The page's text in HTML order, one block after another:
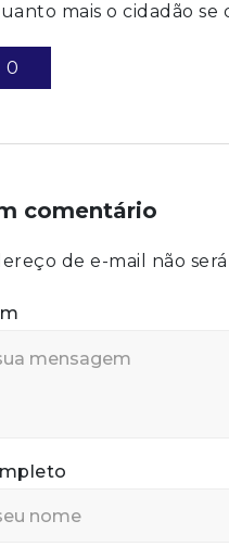
mais o cidadão se
0
comentário
de e-mail não